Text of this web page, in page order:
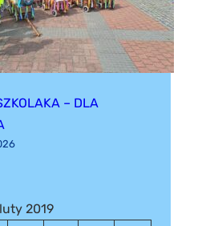
– DLA
luty 2019